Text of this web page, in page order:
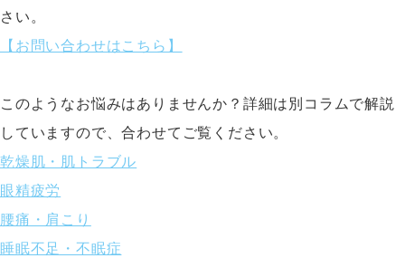
さい。
【お問い合わせはこちら】
このようなお悩みはありませんか？詳細は別コラムで解説
していますので、合わせてご覧ください。
乾燥肌・肌トラブル
眼精疲労
腰痛・肩こり
睡眠不足・不眠症